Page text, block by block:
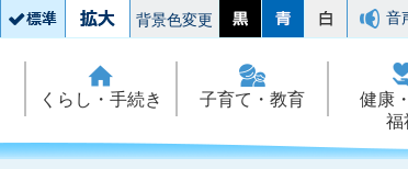
背景色変更 音
くらし・手続き 子育て・教育
健康
福